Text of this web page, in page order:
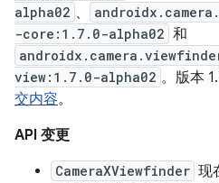
alpha02 、
-core:1.7.0-alpha02 和
view:1.7.0-alpha02 。版本
交内容。
API 变更
CameraXViewfinder 现